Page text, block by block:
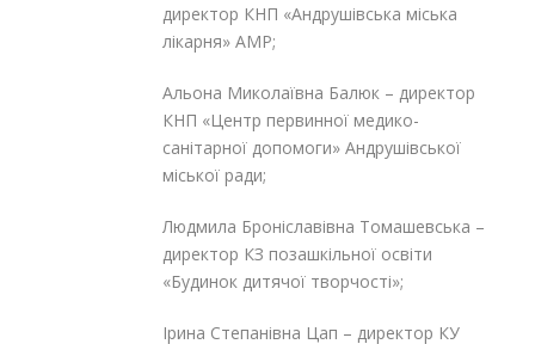
директор КНП «Андрушівська міська
лікарня» АМР;
Альона Миколаївна Балюк – директор
КНП «Центр первинної медико-
санітарної допомоги» Андрушівської
міської ради;
Людмила Броніславівна Томашевська –
директор КЗ позашкільної освіти
«Будинок дитячої творчості»;
Ірина Степанівна Цап – директор КУ